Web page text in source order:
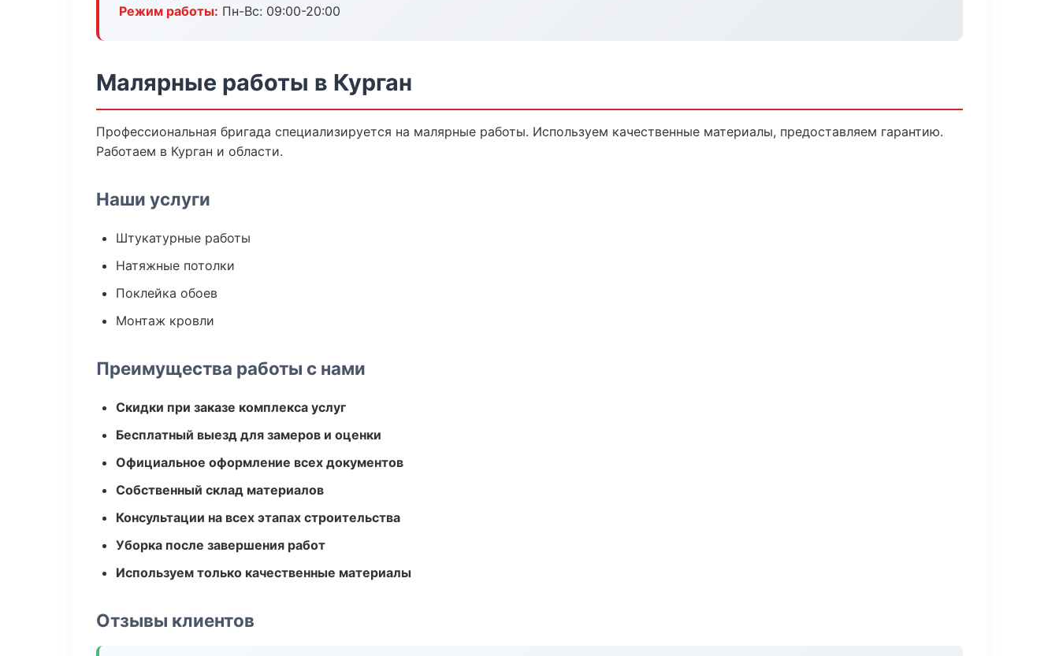
Режим работы: Пн-Вс: 09:00-20:00
Малярные работы в Курган
Профессиональная бригада специализируется на малярные работы. Используем качественные материалы, предоставляем гарантию.
Работаем в Курган и области.
Наши услуги
Штукатурные работы
Натяжные потолки
Поклейка обоев
Монтаж кровли
Преимущества работы с нами
Скидки при заказе комплекса услуг
Бесплатный выезд для замеров и оценки
Официальное оформление всех документов
Собственный склад материалов
Консультации на всех этапах строительства
Уборка после завершения работ
Используем только качественные материалы
Отзывы клиентов